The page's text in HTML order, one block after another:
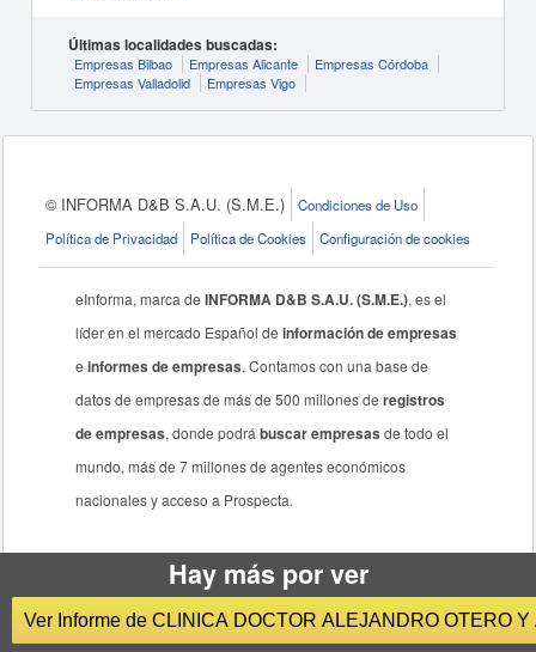
Últimas localidades buscadas:
Empresas Bilbao Empresas Alicante
Empresas Córdoba
Empresas Valladolid
Empresas Vigo
© INFORMA D&B S.A.U. (S.M.E.)
Condiciones de Uso
Política de Privacidad
Política de Cookies Configuración de cookies
eInforma, marca deINFORMA D&B S.A.U. (S.M.E.), es el
líder en el mercado Español deinformación de empresas
einformes de empresas. Contamos con una base de
datos de empresas de más de 500 millones deregistros
de empresas, donde podrábuscar empresas de todo el
mundo, más de 7 millones de agentes económicos
nacionales y acceso a Prospecta.
Hay más por ver
Ver Informe de CLINICA DOCTOR ALEJANDRO OTERO